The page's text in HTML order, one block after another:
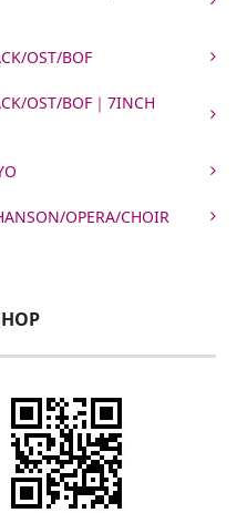
OST/BOF
OST/BOF｜7INCH
OPERA/CHOIR